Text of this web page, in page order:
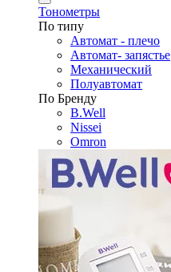
Тонометры
По типу
Автомат - плечо
Автомат- запястье
Механический
Полуавтомат
По Бренду
B.Well
Nissei
Omron